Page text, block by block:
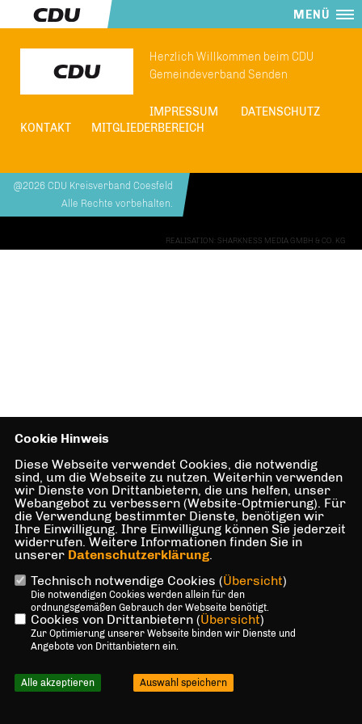
MENÜ
Herzlich Willkommen beim CDU
Gemeindeverband Senden
IMPRESSUM
DATENSCHUTZ
KONTAKT
MITGLIEDERBEREICH
@2026 CDU Kreisverband Coesfeld
Alle Rechte vorbehalten.
REALISATION: SHARKNESS MEDIA GMBH & CO. KG
Cookie Hinweis
Diese Webseite verwendet Cookies, die notwendig
sind, um die Webseite zu nutzen. Weiterhin verwenden
wir Dienste von Drittanbietern, die uns helfen, unser
Webangebot zu verbessern (Website-Optmierung). Für
die Verwendung bestimmter Dienste, benötigen wir
Ihre Einwilligung. Ihre Einwilligung können Sie jederzeit
widerrufen. Weitere Informationen finden Sie in
unserer Datenschutzerklärung.
Technisch notwendige Cookies (Übersicht)
Die notwendigen Cookies werden allein für den
ordnungsgemäßen Gebrauch der Webseite benötigt.
Cookies von Drittanbietern (Übersicht)
Zur Optimierung unserer Webseite binden wir Dienste und
Angebote von Drittanbietern ein.
Alle akzeptieren Auswahl speichern